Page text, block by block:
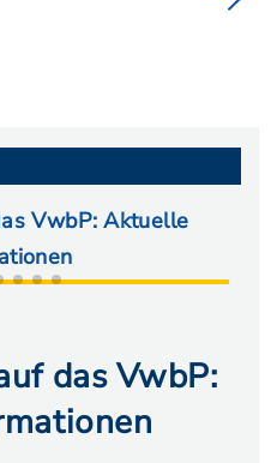
VwbP: Aktuelle
das VwbP: